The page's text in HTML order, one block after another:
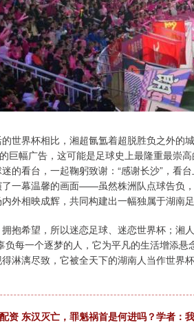
世界杯相比，湘超氤氲着超脱胜负之外的
巨幅广告，这可能是足球史上最隆重最崇
的看台，一起鞠躬致谢：“感谢长沙”，看
一幕温馨的画面——虽然株洲队点球告负
外相映成辉，共同构建出一幅独属于湖南足
抱希望，所以迷恋足球、迷恋世界杯；湘
负每一个逐梦的人，它为平凡的生活增添
淋漓尽致，它被全天下的湖南人当作世界
资 东汉灭亡，罪魁祸首是何进吗？学者：